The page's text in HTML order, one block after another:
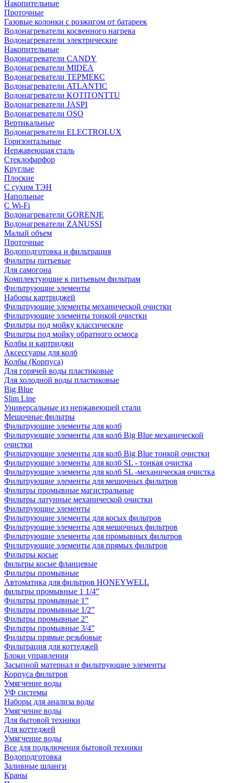
Накопительные
Проточные
Газовые колонки с розжигом от батареек
Водонагреватели косвенного нагрева
Водонагреватели электрические
Накопительные
Водонагреватели CANDY
Водонагреватели MIDEA
Водонагреватели ТЕРМЕКС
Водонагреватели ATLANTIC
Водонагреватели KOTITONTTU
Водонагреватели JASPI
Водонагреватели OSO
Вертикальные
Водонагреватели ELECTROLUX
Горизонтальные
Нержавеющая сталь
Стеклофарфор
Круглые
Плоские
С сухим ТЭН
Напольные
С Wi-Fi
Водонагреватели GORENJE
Водонагреватели ZANUSSI
Малый объем
Проточные
Водоподготовка и фильтрация
Фильтры питьевые
Для самогона
Комплектующие к питьевым фильтрам
Фильтрующие элементы
Наборы картриджей
Фильтрующие элементы механической очистки
Фильтрующие элементы тонкой очистки
Фильтры под мойку классические
Фильтры под мойку обратного осмоса
Колбы и картриджи
Аксессуары для колб
Колбы (Корпуса)
Для горячей воды пластиковые
Для холодной воды пластиковые
Big Blue
Slim Line
Универсальные из нержавеющей стали
Мешочные фильтры
Фильтрующие элементы для колб
Фильтрующие элементы для колб Big Blue механической
очистки
Фильтрующие элементы для колб Big Blue тонкой очистки
Фильтрующие элементы для колб SL - тонкая очистка
Фильтрующие элементы для колб SL -механическая очистка
Фильтрующие элементы для мешочных фильтров
Фильтры промывные магистральные
Фильтры латунные механической очистки
Фильтрующие элементы
Фильтрующие элементы для косых фильтров
Фильтрующие элементы для мешочных фильтров
Фильтрующие элементы для промывных фильтров
Фильтрующие элементы для прямых фильтров
Фильтры косые
фильтры косые фланцевые
Фильтры промывные
Автоматика для фильтров HONEYWELL
фильтры промывные 1 1/4”
Фильтры промывные 1”
Фильтры промывные 1/2”
Фильтры промывные 2"
Фильтры промывные 3/4”
Фильтры прямые резьбовые
Фильтрация для коттеджей
Блоки управления
Засыпной материал и фильтрующие элементы
Корпуса фильтров
Умягчение воды
УФ системы
Наборы для анализа воды
Умягчение воды
Для бытовой техники
Для коттеджей
Умягчение воды
Все для подключения бытовой техники
Водоподготовка
Заливные шланги
Краны